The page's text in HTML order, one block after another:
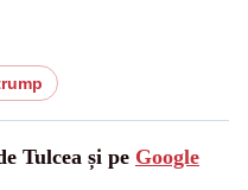
Tulcea și pe Google